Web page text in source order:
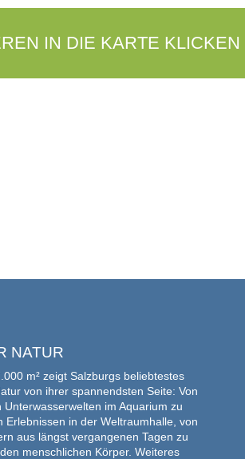
IN DIE KARTE KLICKEN
NATUR
m² zeigt Salzburgs beliebtestes
von ihrer spannendsten Seite: Von
Unterwasserwelten im Aquarium zu
Erlebnissen in der Weltraumhalle, von
aus längst vergangenen Tagen zu
menschlichen Körper. Weiteres